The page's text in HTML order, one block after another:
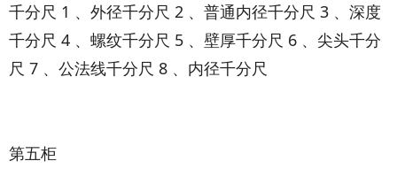
千分尺 1 、外径千分尺 2 、普通内径千分尺 3 、深度
千分尺 4 、螺纹千分尺 5 、壁厚千分尺 6 、尖头千分
尺 7 、公法线千分尺 8 、内径千分尺
第五柜